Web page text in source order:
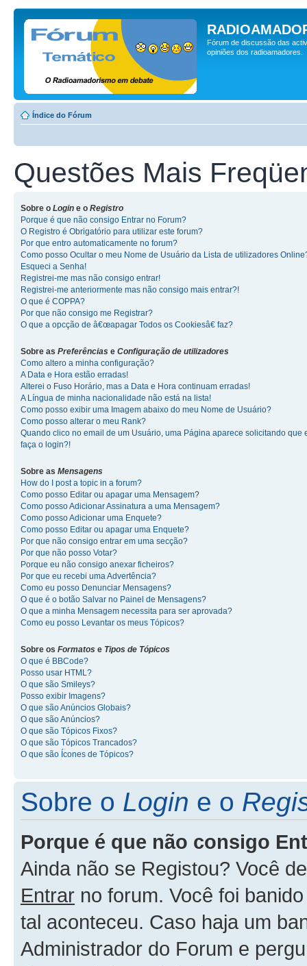
Fórum de discussão das
opiniões dos radioamadores.
Índice do Fórum
Questões Mais
Sobre o Login e o Registro
Porque é que não consigo Entrar no Forum?
O Registro é Obrigatório para utilizar este forum?
Por que entro automaticamente no forum?
Como posso Ocultar o meu Nome de Usuário da Lista de utilizadores
Esqueci a Senha!
Registrei-me mas não consigo entrar!
Registrei-me anteriormente mas não consigo mais entrar?!
O que é COPPA?
Por que não consigo me Registrar?
O que a opcção de â€œapagar Todos os Cookiesâ€ faz?
Sobre as Preferências e Configuração de utilizadores
Como altero a minha configuração?
A Data e Hora estão erradas!
Alterei o Fuso Horário, mas a Data e Hora continuam erradas!
A Língua de minha nacionalidade não está na lista!
Como posso exibir uma Imagem abaixo do meu Nome de Usuário?
Como posso alterar o meu Rank?
Quando clico no email de um Usuário, uma Página aparece solicitando que
faça o login?!
Sobre as Mensagens
How do I post a topic in a forum?
Como posso Editar ou apagar uma Mensagem?
Como posso Adicionar Assinatura a uma Mensagem?
Como posso Adicionar uma Enquete?
Como posso Editar ou apagar uma Enquete?
Por que não consigo entrar em uma secção?
Por que não posso Votar?
Porque eu não consigo anexar ficheiros?
Por que eu recebi uma Advertência?
Como eu posso Denunciar Mensagens?
O que é o botão Salvar no Painel de Mensagens?
O que a minha Mensagem necessita para ser aprovada?
Como eu posso Levantar os meus Tópicos?
Sobre os Formatos e Tipos de Tópicos
O que é BBCode?
Posso usar HTML?
O que são Smileys?
Posso exibir Imagens?
O que são Anúncios Globais?
O que são Anúncios?
O que são Tópicos Fixos?
O que são Tópicos Trancados?
O que são Ícones de Tópicos?
Sobre o Login e o
Porque é que não consigo
Ainda não se Registou? Você
Entrar no forum. Você foi
tal aconteceu. Caso haja um
Administrador do Forum e